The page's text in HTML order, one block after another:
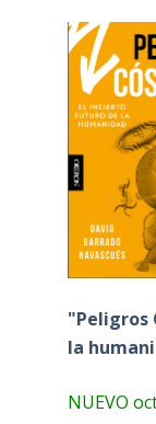
"Peligros
la
NUEVO